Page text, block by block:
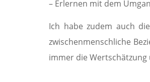
– Erlernen mit dem
Ich habe zudem auch
zwischenmenschliche
immer die Wertschätzung